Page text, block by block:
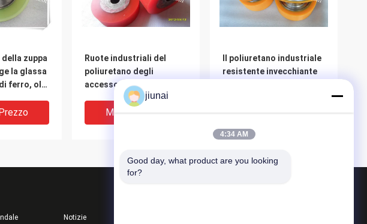
della zuppa
la glassa
ferro, olio
Ruote industriali del
poliuretano degli
accessori del
macchinario delle ruote
dei rulli del poliuretano
Miglior Prezzo
Il poliuretano industriale
resistente invecchiante
spinge il rivestimento
Miglior Prezzo
Notizie
jiunai
4:34 AM
Good day, what product are you looking
for?